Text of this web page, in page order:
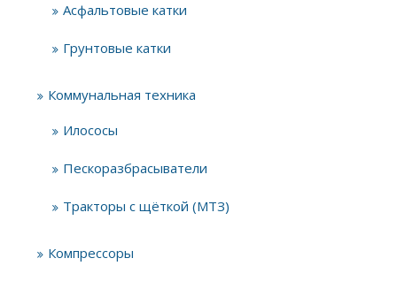
Асфальтовые катки
Грунтовые катки
Коммунальная техника
Илососы
Пескоразбрасыватели
Тракторы с щёткой (МТЗ)
Компрессоры